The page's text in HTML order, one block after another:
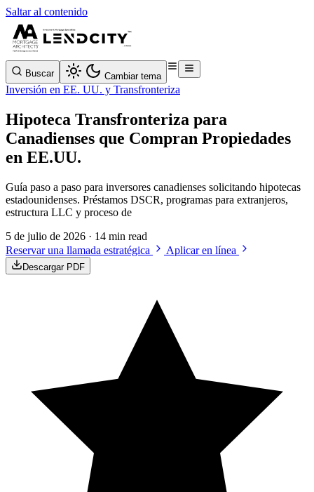
Saltar al contenido
Buscar Cambiar tema
Inversión en EE. UU. y Transfronteriza
Hipoteca Transfronteriza para
Canadienses que Compran Propiedades
en EE.UU.
Guía paso a paso para inversores canadienses solicitando hipotecas
estadounidenses. Préstamos DSCR, programas para extranjeros,
estructura LLC y proceso de
5 de julio de 2026 · 14 min read
Reservar una llamada estratégica
Aplicar en línea
Descargar PDF